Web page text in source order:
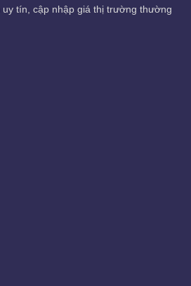
tín, cập nhập giá thị trường thường